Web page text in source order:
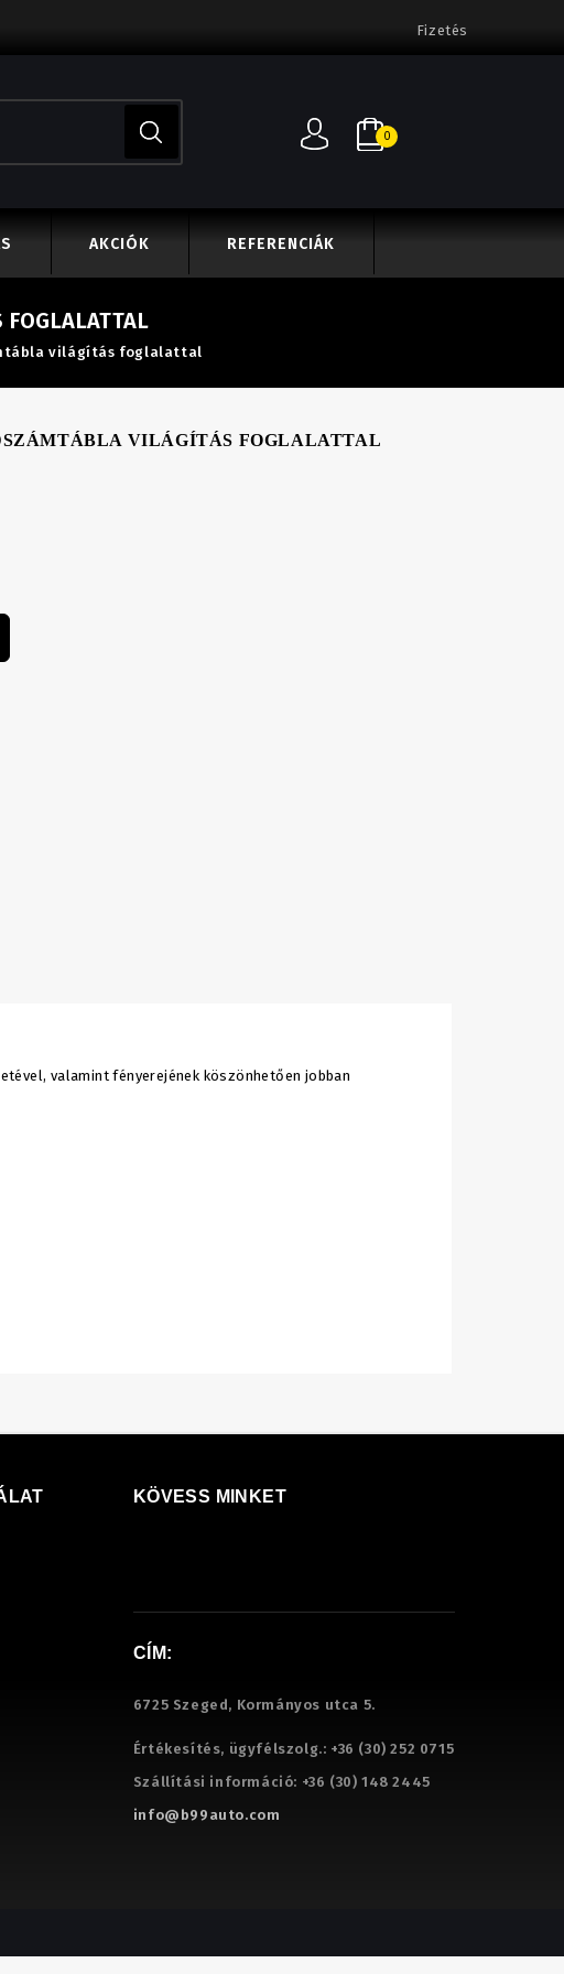
Fizetés
0
AKCIÓK REFERENCIÁK
FOGLALATTAL
világítás foglalattal
VILÁGÍTÁS FOGLALATTAL
valamint fényerejének köszönhetően jobban
KÖVESS MINKET
CÍM:
6725 Szeged, Kormányos utca 5.
Értékesítés, ügyfélszolg.: +36 (30) 252 0715
Szállítási információ: +36 (30) 148 2445
info@b99auto.com